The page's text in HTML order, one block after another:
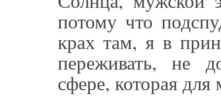
потому что
крах там, я в
переживать, не
сфере, которая